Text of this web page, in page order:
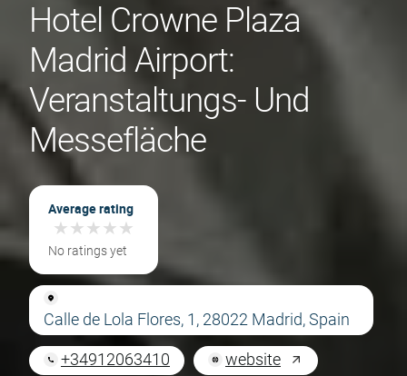
Hotel Crowne Plaza
Madrid Airport:
Veranstaltungs- Und
Messefläche
Average rating
★★★★★
★★★★★
No ratings yet
Calle de Lola Flores, 1, 28022 Madrid, Spain
+34912063410 website